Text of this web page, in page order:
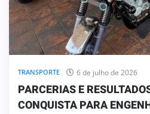
TRANSPORTE 6 de julho de 2026
PARCERIAS E
CONQUISTA PARA